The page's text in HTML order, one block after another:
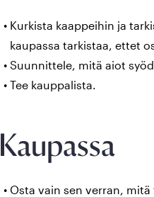
Kurkista kaappeihin ja
kaupassa tarkistaa, ettet
Suunnittele, mitä aiot
Tee kauppalista.
Kaupassa
Osta vain sen verran, mitä